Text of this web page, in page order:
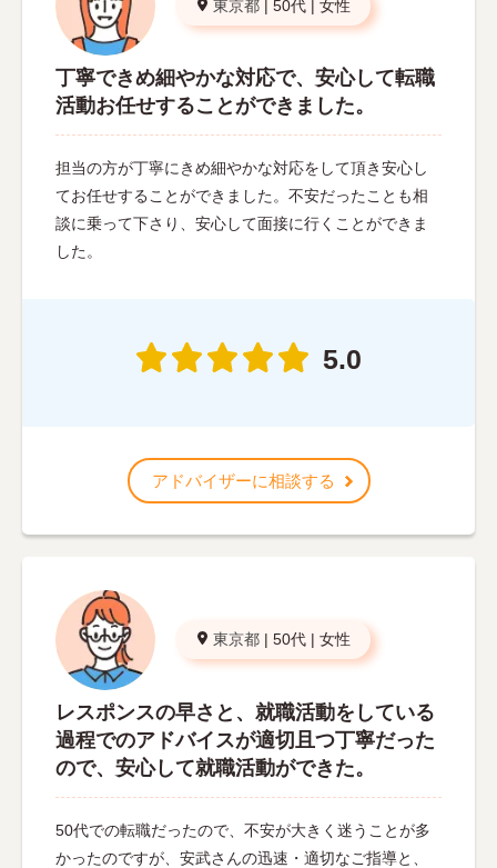
東京都 | 50代 | 女性
丁寧できめ細やかな対応で、安心して転職
活動お任せすることができました。
担当の方が丁寧にきめ細やかな対応をして頂き安心し
てお任せすることができました。不安だったことも相
談に乗って下さり、安心して面接に行くことができま
した。
5.0
アドバイザーに相談する
東京都 | 50代 | 女性
レスポンスの早さと、就職活動をしている
過程でのアドバイスが適切且つ丁寧だった
ので、安心して就職活動ができた。
50代での転職だったので、不安が大きく迷うことが多
かったのですが、安武さんの迅速・適切なご指導と、